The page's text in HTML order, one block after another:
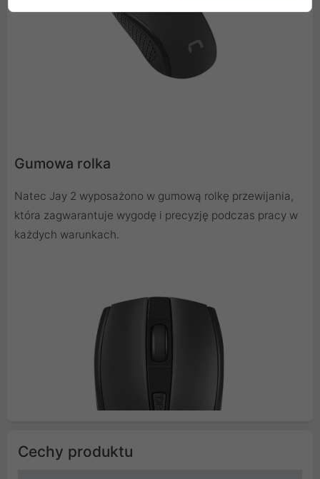
Gumowa rolka
Natec Jay 2 wyposażono w gumową rolkę przewijania,
która zagwarantuje wygodę i precyzję podczas pracy w
każdych warunkach.
Cechy produktu